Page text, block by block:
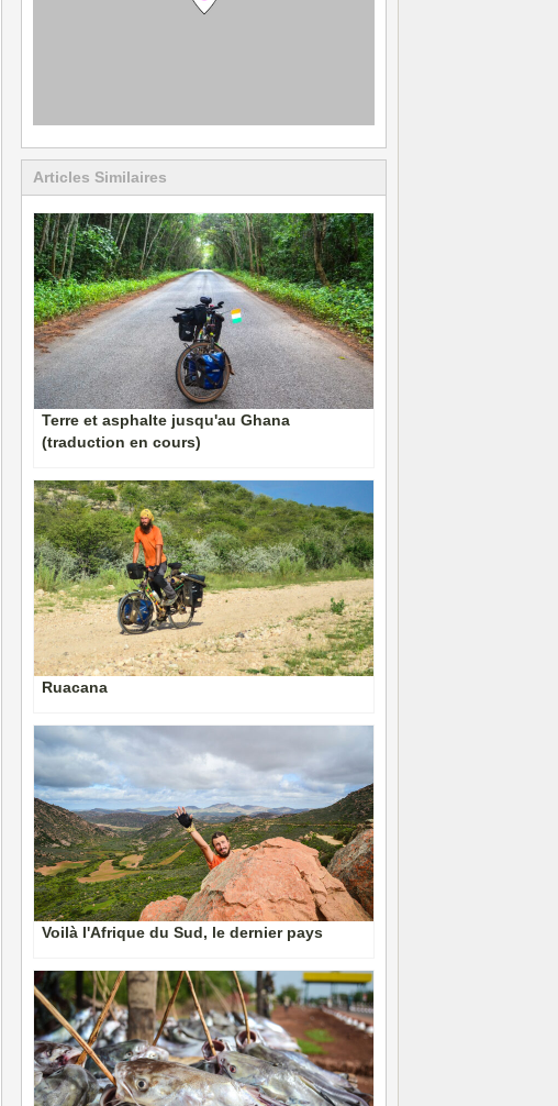
Articles Similaires
Terre et asphalte jusqu'au Ghana
(traduction en cours)
Ruacana
Voilà l'Afrique du Sud, le dernier pays